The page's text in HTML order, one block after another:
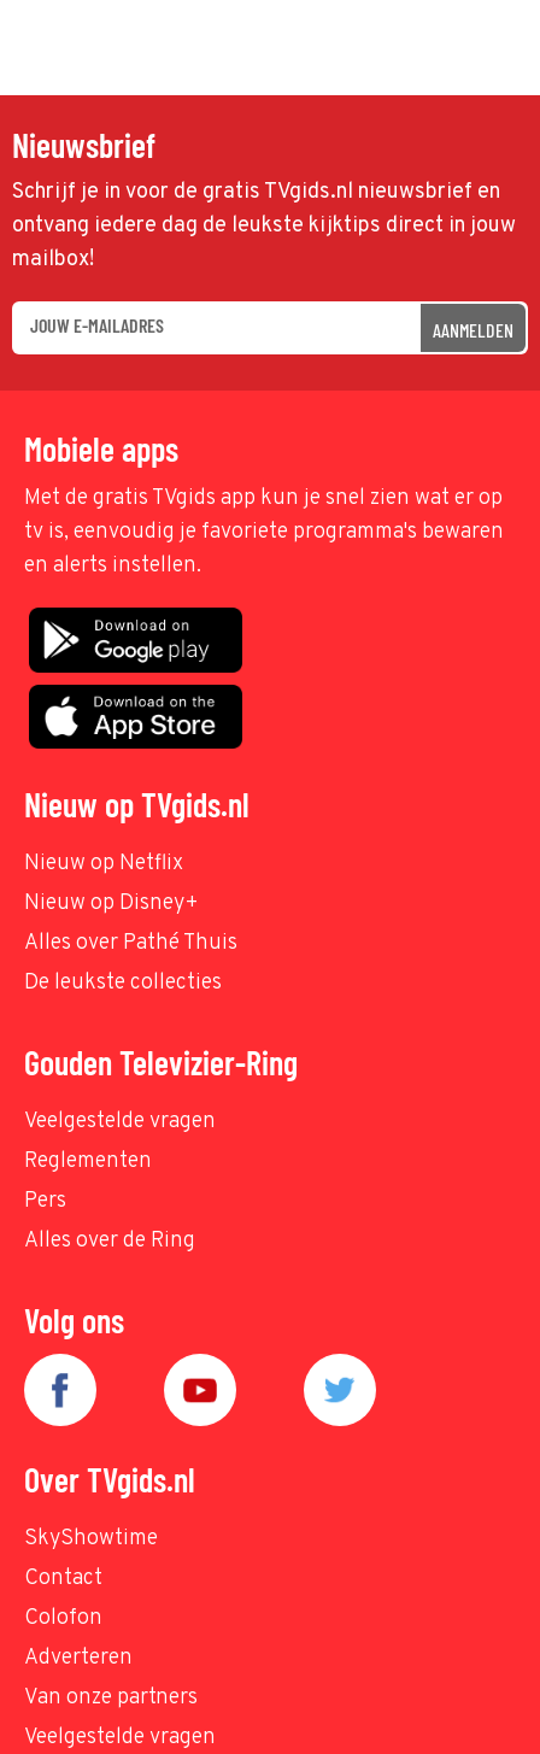
Nieuwsbrief
Schrijf je in voor de gratis TVgids.nl nieuwsbrief en
ontvang iedere dag de leukste kijktips direct in jouw
mailbox!
AANMELDEN
Mobiele apps
Met de gratis TVgids app kun je snel zien wat er op
tv is, eenvoudig je favoriete programma's bewaren
en alerts instellen.
Nieuw op TVgids.nl
Nieuw op Netflix
Nieuw op Disney+
Alles over Pathé Thuis
De leukste collecties
Gouden Televizier-Ring
Veelgestelde vragen
Reglementen
Pers
Alles over de Ring
Volg ons
Over TVgids.nl
SkyShowtime
Contact
Colofon
Adverteren
Van onze partners
Veelgestelde vragen